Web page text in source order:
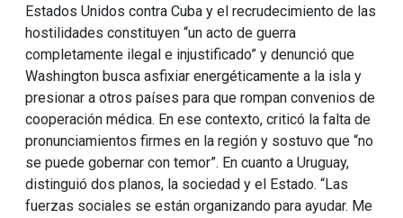
Estados Unidos contra Cuba y el recrudecimiento de las
hostilidades constituyen “un acto de guerra
completamente ilegal e injustificado” y denunció que
Washington busca asfixiar energéticamente a la isla y
presionar a otros países para que rompan convenios de
cooperación médica. En ese contexto, criticó la falta de
pronunciamientos firmes en la región y sostuvo que “no
se puede gobernar con temor”. En cuanto a Uruguay,
distinguió dos planos, la sociedad y el Estado. “Las
fuerzas sociales se están organizando para ayudar. Me